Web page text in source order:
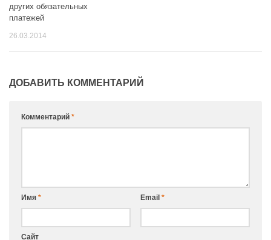
других обязательных
платежей
26.03.2014
ДОБАВИТЬ КОММЕНТАРИЙ
Комментарий *
Имя * Email *
Сайт